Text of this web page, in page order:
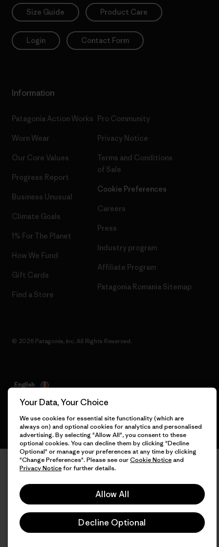
Size Guide Product Care
Login Contact Form
Information
Patagonia Action Works
Worn Wear
Our Core Values
Progress Report
Business Unusual
Climate Goals
1% For The Planet
How We Fund
Gift Cards
Find a Store
Pro Community
Privacy Notice
Terms and Conditions
of Sale
Cookie Preferences
Careers
Press
Industry program
Affiliate Program
Patagonia Romania Sitemap
© 2026 Patagonia, Inc. All Rights Reserved.
English
Your Data, Your Choice
We use cookies for essential site functionality (which are
always on) and optional cookies for analytics and personalised
advertising. By selecting "Allow All", you consent to these
optional cookies. You can decline them by clicking "Decline
Optional" or manage your preferences at any time by clicking
"Change Preferences". Please see ourCookie Noticeand
Privacy Noticefor further details.
Allow All
Decline Optional